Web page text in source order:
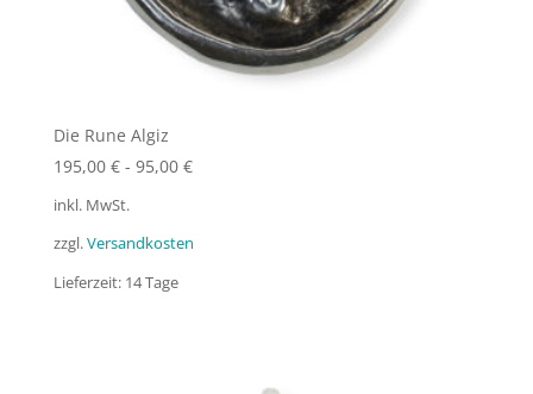
Die Rune Algiz
195,00 €- 95,00 €
inkl. MwSt.
zzgl.Versandkosten
Lieferzeit: 14 Tage